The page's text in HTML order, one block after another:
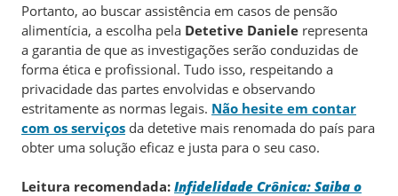
Portanto, ao buscar assistência em casos de pensão
alimentícia, a escolha pela Detetive Daniele representa
a garantia de que as investigações serão conduzidas de
forma ética e profissional. Tudo isso, respeitando a
privacidade das partes envolvidas e observando
estritamente as normas legais. Não hesite em contar
com os serviços da detetive mais renomada do país para
obter uma solução eficaz e justa para o seu caso.
Leitura recomendada: Infidelidade Crônica: Saiba o